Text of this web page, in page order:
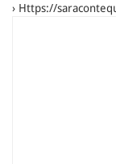
› Https://